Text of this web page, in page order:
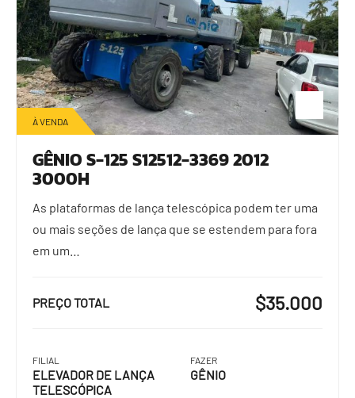
À VENDA
GÊNIO S-125 S12512-3369 2012
3000H
As plataformas de lança telescópica podem ter uma
ou mais seções de lança que se estendem para fora
em um…
PREÇO TOTAL $35.000
FILIAL
ELEVADOR DE LANÇA
TELESCÓPICA
FAZER
GÊNIO